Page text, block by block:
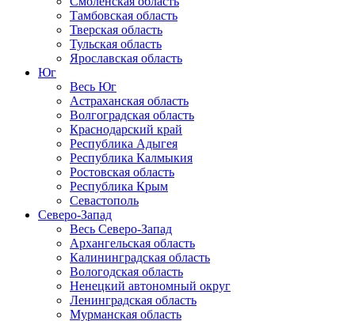
Тамбовская область
Тверская область
Тульская область
Ярославская область
Юг
Весь Юг
Астраханская область
Волгоградская область
Краснодарский край
Республика Адыгея
Республика Калмыкия
Ростовская область
Республика Крым
Севастополь
Северо-Запад
Весь Северо-Запад
Архангельская область
Калининградская область
Вологодская область
Ненецкий автономный округ
Ленинградская область
Мурманская область